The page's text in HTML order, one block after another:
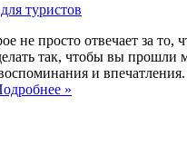
туристов
не просто отвечает за
так, чтобы вы
и
»